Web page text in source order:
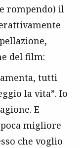
rompendo) il
del film:
tutti
la vita”. Io
E
migliore
che voglio